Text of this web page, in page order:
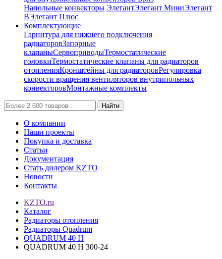
Напольные конвекторы ЭлегантЭлегант МиниЭлегант
ВЭлегант Плюс
Комплектующие
Гарнитура для нижнего подключения
радиаторовЗапорные
клапаныСервоприводыТермостатические
головкиТермостатические клапаны для радиаторов
отопленияКронштейны для радиаторовРегулировка
скорости вращения вентиляторов внутрипольных
конвекторовМонтажные комплекты
Найти
О компании
Наши проекты
Покупка и доставка
Статьи
Документация
Стать дилером KZTO
Новости
Контакты
KZTO.ru
Каталог
Радиаторы отопления
Радиаторы Quadrum
QUADRUM 40 H
QUADRUM 40 H 300-24